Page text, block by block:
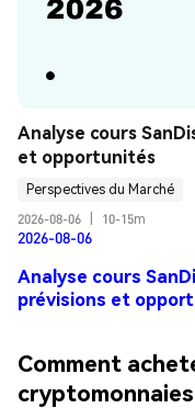
Analyse cours
et opportunités
Perspectives du Marché
2026-08-06
10-15m
2026-08-06
Analyse cours
prévisions et
Comment